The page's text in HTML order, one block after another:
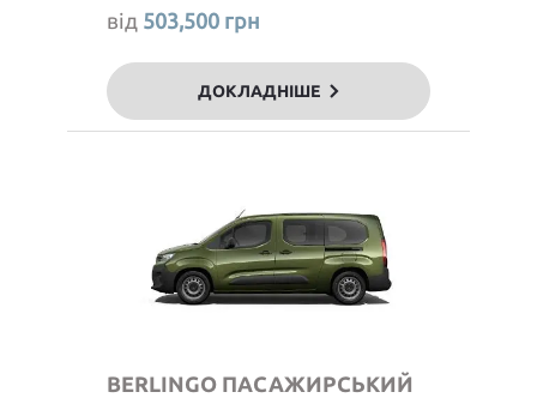
від 503,500 грн
ДОКЛАДНІШЕ
BERLINGO ПАСАЖИРСЬКИЙ